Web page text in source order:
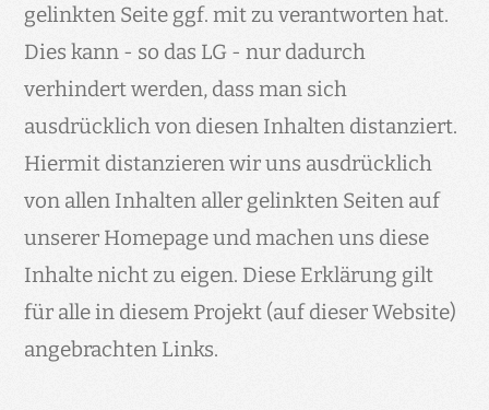
gelinkten Seite ggf. mit zu verantworten hat.
Dies kann - so das LG - nur dadurch
verhindert werden, dass man sich
ausdrücklich von diesen Inhalten distanziert.
Hiermit distanzieren wir uns ausdrücklich
von allen Inhalten aller gelinkten Seiten auf
unserer Homepage und machen uns diese
Inhalte nicht zu eigen. Diese Erklärung gilt
für alle in diesem Projekt (auf dieser Website)
angebrachten Links.